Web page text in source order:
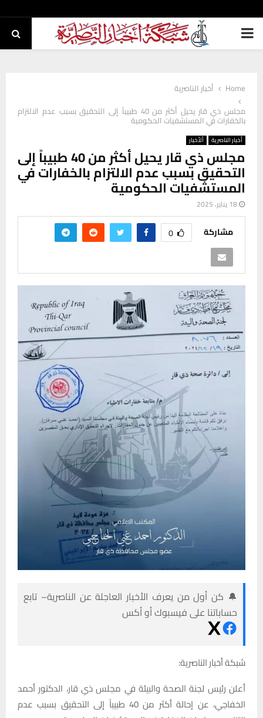
PRIMARY
Home
أخبار الناصرية
مجلس ذي قار يحيل أكثر من 40 طبيباً إلى التحقيق بسبب عدم الالتزام
بالخفارات في المستشفيات الحكومية
أخبار الناصرية ألأخبار
مجلس ذي قار يحيل أكثر من 40 طبيباً إلى
التحقيق بسبب عدم الالتزام بالخفارات في
المستشفيات الحكومية
18 يناير، 2025
مشاركة 0
🔔 كن أول من يعرف الأخبار العاجلة عن الناصرية– تابع
حساباتنا على فيسبوك أو أكس
شبكة أخبار الناصرية:
أعلن رئيس لجنة الصحة والبيئة في مجلس ذي قار، الدكتور أحمد
الخفاجي، عن إحالة أكثر من 40 طبيباً إلى التحقيق بسبب عدم